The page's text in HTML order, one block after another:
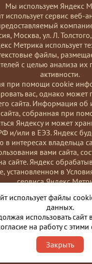
использует файлы
данных.
использовать сайт
на работу с
Закрыть
Мы используем Яндекс
использует сервис веб-
Москва, ул. Л.
Метрика использует
файлы,
с целью анализа их
активности.
при помощи cookie
вас, однако может
сайта. Информация об
собранная при
Яндексу и может
и/или в ЕЭЗ. Яндекс
интересах владельца
вами сайта,
сайте. Яндекс
установленном в
сервиса Яндекс
отказаться от
настройки в
использовать
support/metrika/
повлиять на
этот сайт, вы
о вас в порядке и целях,